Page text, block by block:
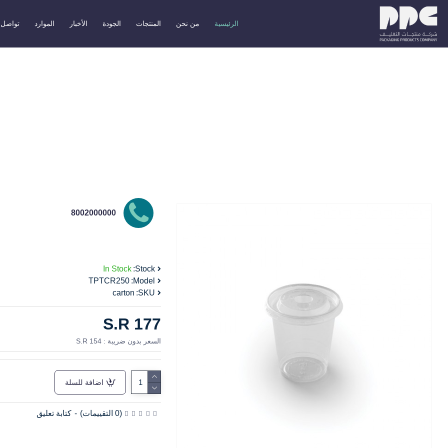
الرئيسية من نحن المنتجات الجودة الأخبار الموارد تواصل
8002000000
Stock:
In Stock
Model:
TPTCR250
SKU:
carton
(0 التقييمات) - كتابة تعليق
S.R 177
السعر بدون ضريبة : S.R 154
اضافة للسلة